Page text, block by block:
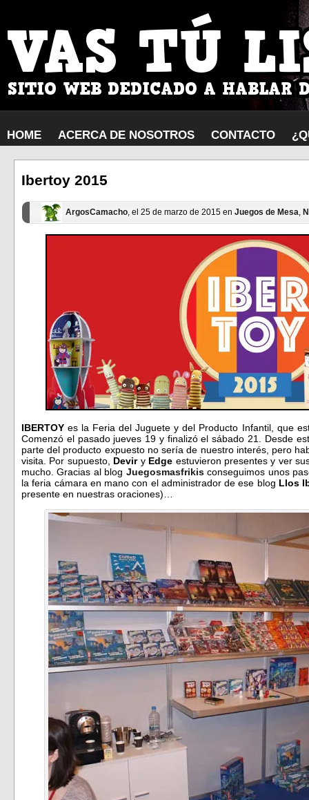
HOME ACERCA DE NOSOTROS CONTACTO
Ibertoy 2015
ArgosCamacho, el 25 de marzo de 2015 en Juegos de Mesa,
IBERTOY es la Feria del Juguete y del Producto Infantil, que
Comenzó el pasado jueves 19 y finalizó el sábado 21. Desde
parte del producto expuesto no sería de nuestro interés, pero
visita. Por supuesto, Deviry Edge estuvieron presentes y ver
mucho. Gracias al blog Juegosmasfrikisconseguimos unos
la feria cámara en mano con el administrador de ese blog Llos
presente en nuestras oraciones)…